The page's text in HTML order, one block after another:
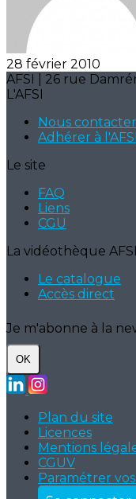
28 février 2010
AFSI | 26 rue
L'AFSI
Nous contacter
Adhérer à l'AFSI
Le site
FAQ
Liens
CGU
La vidéothèque AFSI
Le catalogue
Accès direct
Je m'abonne à la
OK
Plan du site
Licences
Mentions
CGUV
Paramétrer